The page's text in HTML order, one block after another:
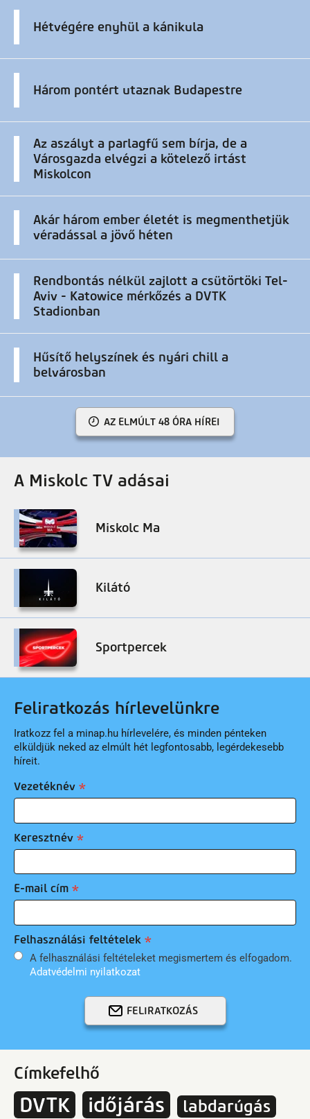
Hétvégére enyhül a kánikula
Három pontért utaznak Budapestre
Az aszályt a parlagfű sem bírja, de a
Városgazda elvégzi a kötelező irtást
Miskolcon
Akár három ember életét is megmenthetjük
véradással a jövő héten
Rendbontás nélkül zajlott a csütörtöki Tel-
Aviv - Katowice mérkőzés a DVTK
Stadionban
Hűsítő helyszínek és nyári chill a
belvárosban
AZ ELMÚLT 48 ÓRA HÍREI
A Miskolc TV adásai
Miskolc Ma
Kilátó
Sportpercek
Feliratkozás hírlevelünkre
Iratkozz fel a minap.hu hírlevelére, és minden pénteken
elküldjük neked az elmúlt hét legfontosabb, legérdekesebb
híreit.
Vezetéknév
Keresztnév
E-mail cím
Felhasználási feltételek
A felhasználási feltételeket megismertem és elfogadom.
Adatvédelmi nyilatkozat
FELIRATKOZÁS
Címkefelhő
DVTK időjárás
labdarúgás